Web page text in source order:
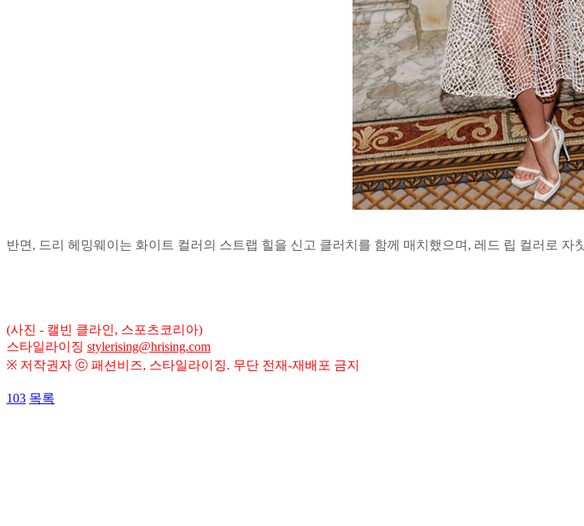
반면, 드리 헤밍웨이는 화이트 컬러의 스트랩 힐을 신고 클러치를 함께 매치했으며, 레드 립 컬러로 자
(사진 - 캘빈 클라인, 스포츠코리아)
스타일라이징 stylerising@hrising.com
※ 저작권자 ⓒ 패션비즈, 스타일라이징. 무단 전재-재배포 금지
103 목록